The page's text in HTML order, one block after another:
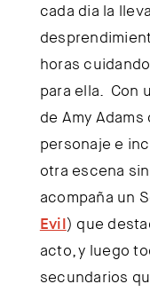
cada dia la
horas
para ella. Con
de Amy
personaje e
otra escena
acompaña un
Evil) que
acto, y luego
secundarios